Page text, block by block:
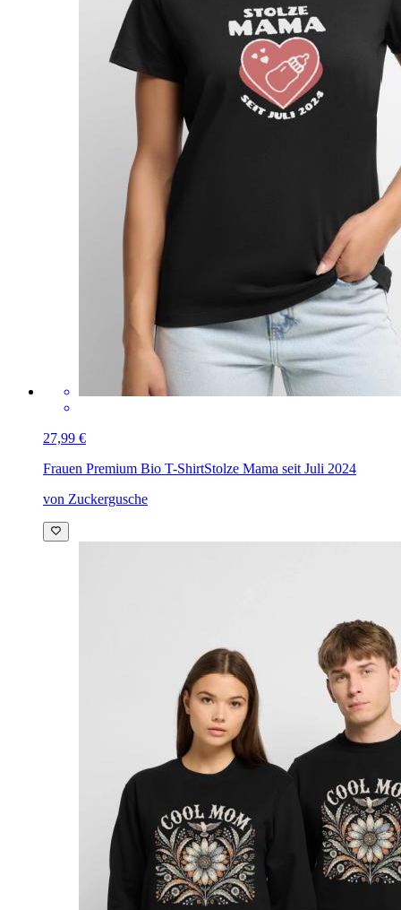
27,99 €
Frauen Premium Bio T-ShirtStolze Mama seit Juli 2024
von Zuckergusche